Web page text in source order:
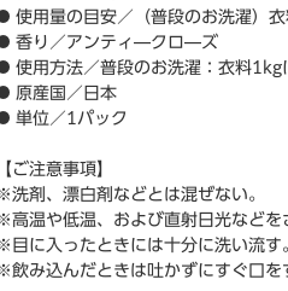
使用量の目安／（普段のお洗濯）
香り／アンティ―クロ―ズ
使用方法／普段のお洗濯：衣料
原産国／日本
単位／1パック
【ご注意事項】
洗剤、漂白剤などとは混ぜない。
高温や低温、および直射日光などを
目に入ったときには十分に洗い流す
飲み込んだときは吐かずにすぐ口